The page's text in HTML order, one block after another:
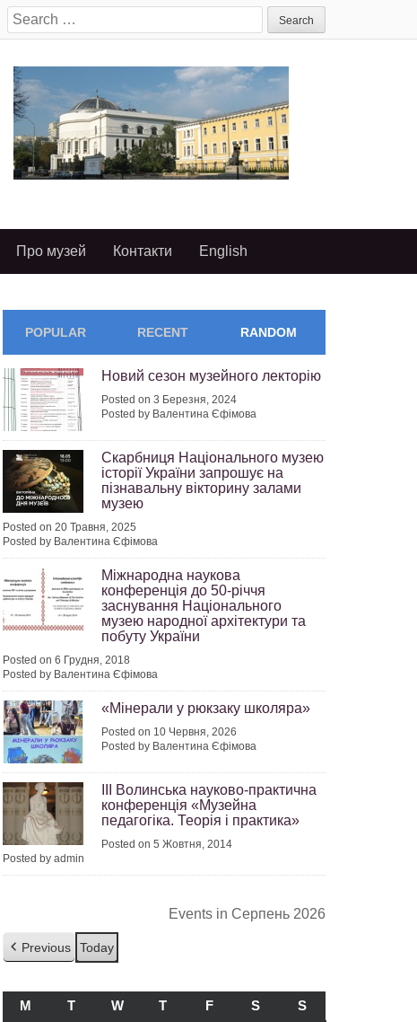
Search
for:
Про музей Контакти English
POPULAR RECENT RANDOM
Новий сезон музейного лекторію
Posted on 3 Березня, 2024
Posted by Валентина Єфімова
Скарбниця Національного музею
історії України запрошує на
пізнавальну вікторину залами
музею
Posted on 20 Травня, 2025
Posted by Валентина Єфімова
Міжнародна наукова
конференція до 50-річчя
заснування Національного
музею народної архітектури та
побуту України
Posted on 6 Грудня, 2018
Posted by Валентина Єфімова
«Мінерали у рюкзаку школяра»
Posted on 10 Червня, 2026
Posted by Валентина Єфімова
ІІI Волинська науково-практична
конференція «Музейна
педагогіка. Теорія і практика»
Posted on 5 Жовтня, 2014
Posted by admin
Events in Серпень 2026
Previous Today
M ПОНЕДІЛОК
T ВІВТОРОК
WСЕРЕДА
T ЧЕТВЕР
FП’ЯТНИЦЯ
S СУБОТА
S